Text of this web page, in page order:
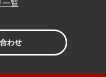
一覧
わせ